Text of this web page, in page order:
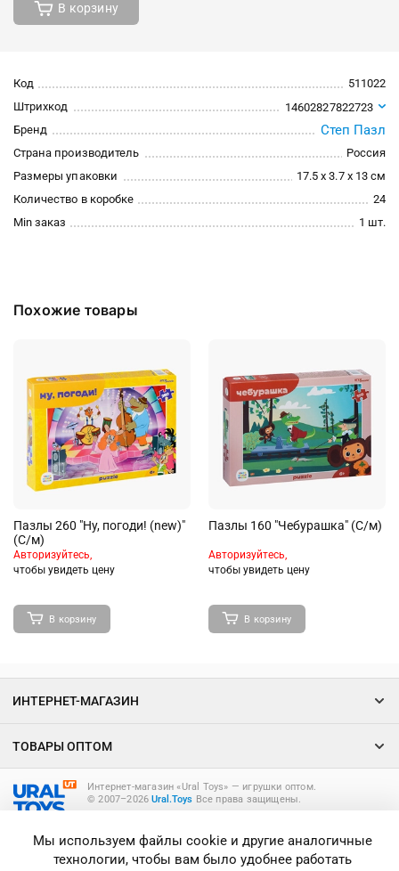
В корзину
Код
511022
Штрихкод
14602827822723
Бренд
Степ Пазл
Страна производитель
Россия
Размеры упаковки
17.5 x 3.7 x 13 см
Количество в коробке
24
Min заказ
1 шт.
Похожие товары
Пазлы 260 "Ну, погоди! (new)"
(С/м)
Авторизуйтесь,
чтобы увидеть цену
В корзину
Пазлы 160 "Чебурашка" (С/м)
Авторизуйтесь,
чтобы увидеть цену
В корзину
Интернет-магазин «Ural Toys» ― игрушки оптом.
© 2007–2026Ural.Toys Все права защищены.
ИНТЕРНЕТ-МАГАЗИН
ТОВАРЫ ОПТОМ
Мы используем файлы cookie и другие аналогичные
технологии, чтобы вам было удобнее работать